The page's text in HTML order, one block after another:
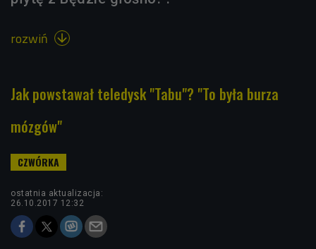
rozwiń 
Jak powstawał teledysk "Tabu"? "To była burza
mózgów"
ostatnia aktualizacja:
26.10.2017 12:32